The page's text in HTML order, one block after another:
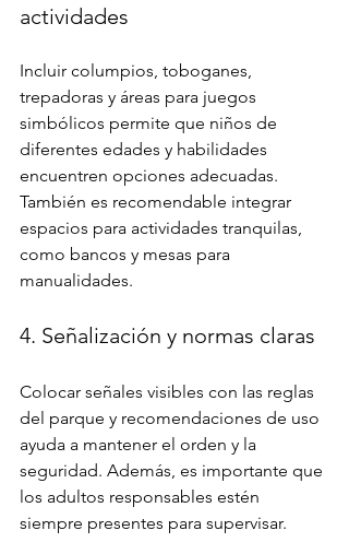
actividades
Incluir columpios, toboganes,
trepadoras y áreas para juegos
simbólicos permite que niños de
diferentes edades y habilidades
encuentren opciones adecuadas.
También es recomendable integrar
espacios para actividades tranquilas,
como bancos y mesas para
manualidades.
4. Señalización y normas claras
Colocar señales visibles con las reglas
del parque y recomendaciones de uso
ayuda a mantener el orden y la
seguridad. Además, es importante que
los adultos responsables estén
siempre presentes para supervisar.